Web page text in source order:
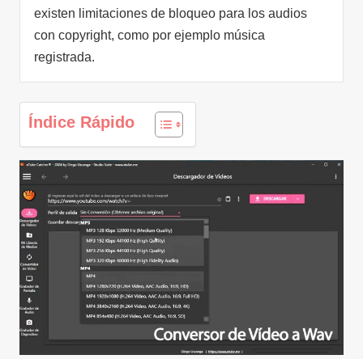
existen limitaciones de bloqueo para los audios
con copyright, como por ejemplo música
registrada.
Índice Rápido